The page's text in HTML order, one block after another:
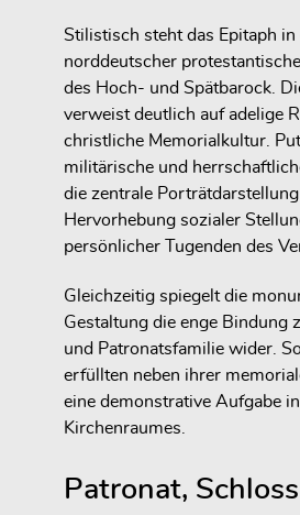
Stilistisch steht das Epitaph in
norddeutscher
des Hoch- und Spätbarock.
verweist deutlich auf adelige
christliche Memorialkultur.
militärische und
die zentrale
Hervorhebung sozialer
persönlicher Tugenden des
Gleichzeitig spiegelt die
Gestaltung die enge Bindung
und Patronatsfamilie wider.
erfüllten neben ihrer
eine demonstrative Aufgabe
Kirchenraumes.
Patronat,